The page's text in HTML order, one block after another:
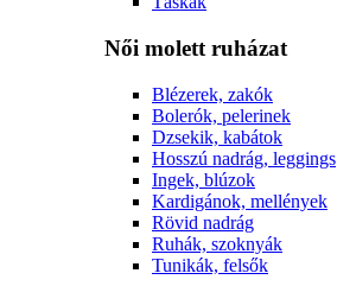
Női molett ruházat
Blézerek, zakók
Bolerók, pelerinek
Dzsekik, kabátok
Hosszú nadrág, leggings
Ingek, blúzok
Kardigánok, mellények
Rövid nadrág
Ruhák, szoknyák
Tunikák, felsők